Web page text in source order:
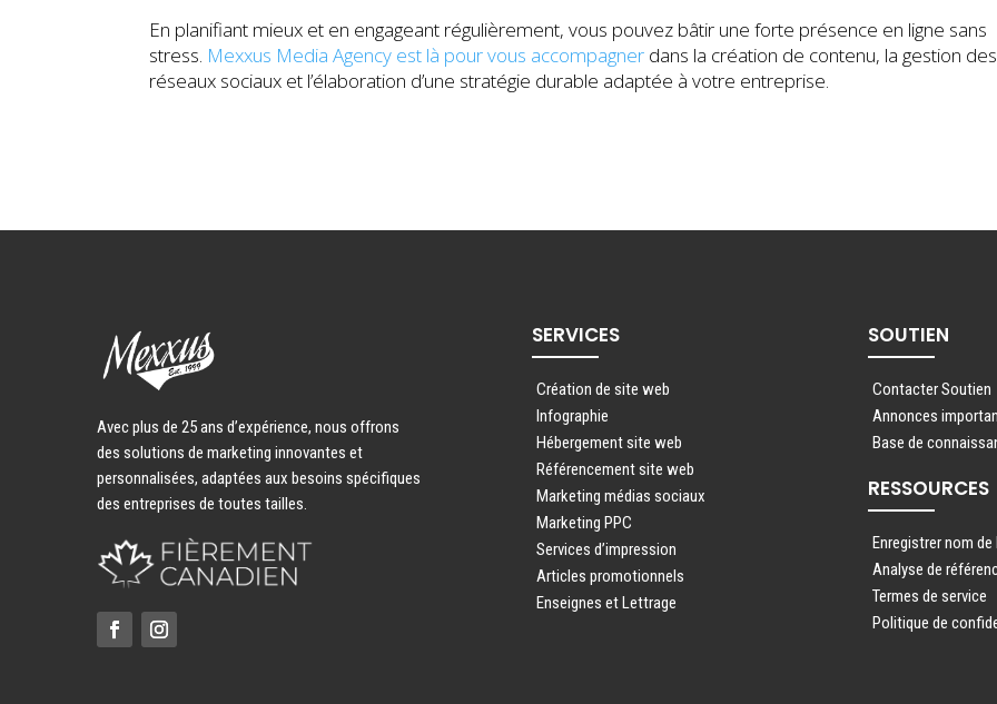
En planifiant mieux et en engageant régulièrement, vous pouvez bâtir une forte présence en ligne sans
stress. Mexxus Media Agency est là pour vous accompagner dans la création de contenu, la gestion des
réseaux sociaux et l’élaboration d’une stratégie durable adaptée à votre entreprise.
Avec plus de 25 ans d’expérience, nous offrons
des solutions de marketing innovantes et
personnalisées, adaptées aux besoins spécifiques
des entreprises de toutes tailles.
SERVICES
Création de site web
Infographie
Hébergement site web
Référencement site web
Marketing médias sociaux
Marketing PPC
Services d’impression
Articles promotionnels
Enseignes et Lettrage
SOUTIEN
Contacter Soutien
Annonces
Base de
RESSOURCES
Enregistrer nom
Analyse de
Termes de service
Politique de